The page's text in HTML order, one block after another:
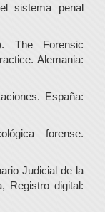
sistema penal
The Forensic
Alemania:
España:
forense.
Judicial de la
Registro digital: